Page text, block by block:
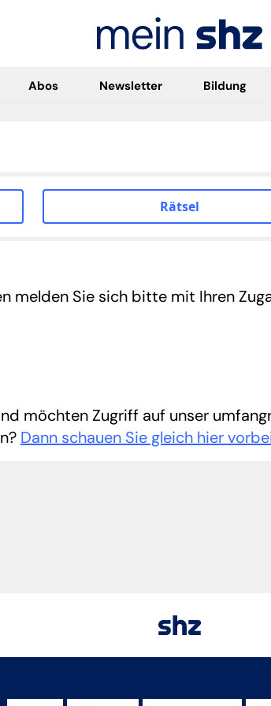
Abos Newsletter Bildung
Rätsel
melden Sie sich bitte mit Ihren
möchten Zugriff auf unser
Dann schauen Sie gleich hier